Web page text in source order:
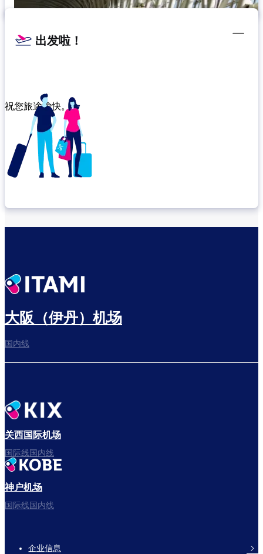
出发啦！
祝您旅途愉快。
前往登机门
祝您旅途愉快。
大阪（伊丹）机场
国内线
关西国际机场
国际线国内线
神户机场
国际线国内线
企业信息